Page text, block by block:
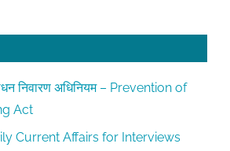
निवारण अधिनियम – Prevention of
Act
Current Affairs for Interviews